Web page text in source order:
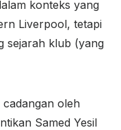
konteks yang
Liverpool, tetapi
sejarah klub (yang
oleh
Samed Yesil